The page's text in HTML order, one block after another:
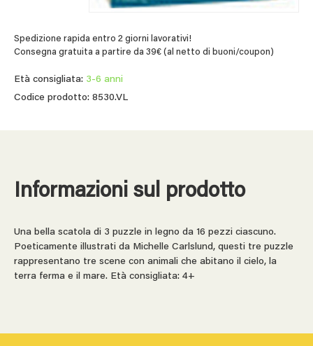
Spedizione rapida entro 2 giorni lavorativi!
Consegna gratuita a partire da 39€ (al netto di buoni/coupon)
Età consigliata: 3-6 anni
Codice prodotto: 8530.VL
Informazioni sul prodotto
Una bella scatola di 3 puzzle in legno da 16 pezzi ciascuno.
Poeticamente illustrati da Michelle Carlslund, questi tre puzzle
rappresentano tre scene con animali che abitano il cielo, la
terra ferma e il mare. Età consigliata: 4+